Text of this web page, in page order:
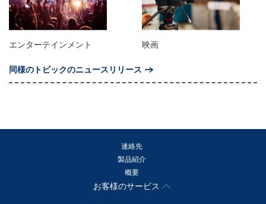
エンターテインメント 映画
同様のトピックのニュースリリース
連絡先
製品紹介
概要
お客様のサービス